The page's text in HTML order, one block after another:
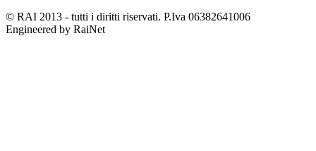
© RAI 2013 - tutti i diritti riservati. P.Iva 06382641006
Engineered by RaiNet